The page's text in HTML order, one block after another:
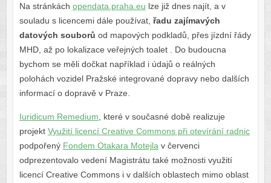
Na stránkách opendata.praha.eu lze již dnes najít, a v
souladu s licencemi dále používat, řadu zajímavých
datových souborů od mapových podkladů, přes jízdní řády
MHD, až po lokalizace veřejných toalet . Do budoucna
bychom se měli dočkat například i údajů o reálných
polohách vozidel Pražské integrované dopravy nebo dalších
informací o dopravě v Praze.
Iuridicum Remedium , které v současné době realizuje
projekt Využití licencí Creative Commons při otevírání radnic
podpořený Fondem Otakara Motejla v červenci
odprezentovalo vedení Magistrátu také možnosti využití
licencí Creative Commons i v dalších oblastech mimo oblast